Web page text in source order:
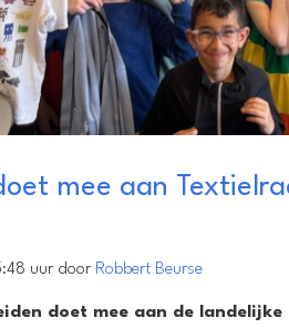
mee aan
uur door Robbert Beurse
doet mee aan de